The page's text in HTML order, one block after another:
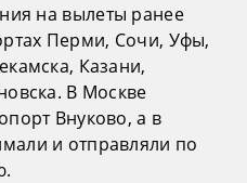
на вылеты ранее
Перми, Сочи, Уфы,
Казани,
В Москве
Внуково, а в
и отправляли по